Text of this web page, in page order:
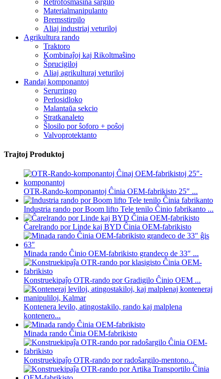
Materialmanipulanto
Bremsstirpilo
Aliaj industriaj veturiloj
Agrikultura rando
Traktoro
Kombinaĵoj kaj Rikoltmaŝino
Ŝprucigiloj
Aliaj agrikulturaj veturiloj
Randaj komponantoj
Serurringo
Perlosidloko
Malantaŭa sekcio
Stratkanaleto
Ŝlosilo por ŝoforo + poŝoj
Valvoprotektanto
Trajtoj Produktoj
OTR-Rando-komponantoj Ĉinia OEM-fabrikisto 25″ ...
Industria rando por Boom lifto Tele tenilo Ĉinio fabrikanto ...
Ĉarelrando por Linde kaj BYD Ĉinia OEM-fabrikisto
Minada rando Ĉinio OEM-fabrikisto grandeco de 33″ ...
Konstruekipaĵo OTR-rando por Gradigilo Ĉinio OEM ...
Kontenera levilo, atingostakilo, rando kaj malplena
kontenero...
Minada rando Ĉinia OEM-fabrikisto
Konstruekipaĵo OTR-rando por radoŝargilo-mentono...